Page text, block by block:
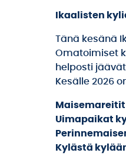
Ikaalisten
Tänä kesänä
Omatoimiset
helposti
Kesälle 2026
Maisemareitit
Uimapaikat
Kylästä